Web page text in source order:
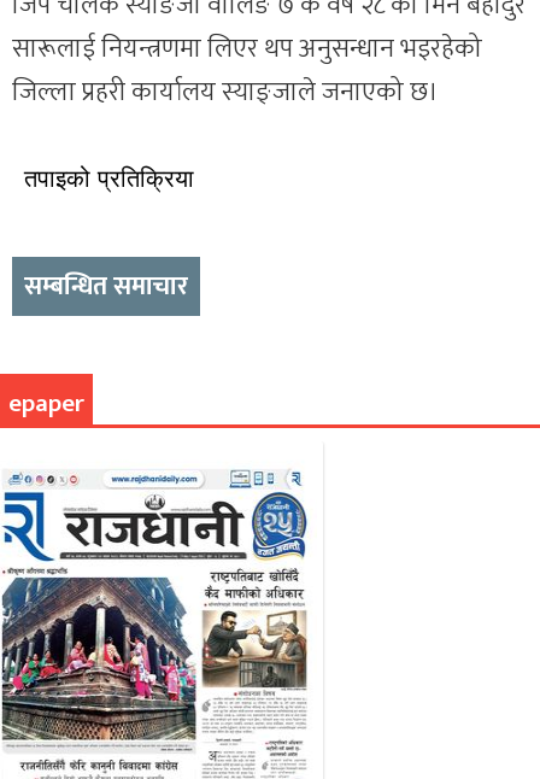
सारूलाई नियन्त्रणमा लिएर थप अनुसन्धान भइरहेको
जिल्ला प्रहरी कार्यालय स्याङ्जाले जनाएको छ।
तपाइको प्रतिक्रिया
सम्बन्धित समाचार
epaper